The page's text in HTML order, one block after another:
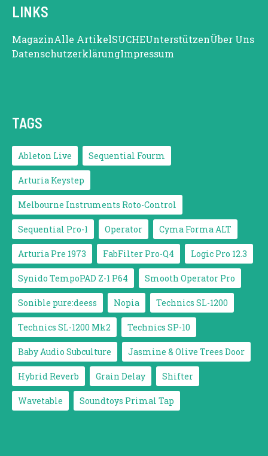
LINKS
MagazinAlle ArtikelSUCHEUnterstützenÜber Uns
DatenschutzerklärungImpressum
TAGS
Ableton Live Sequential Fourm
Arturia Keystep
Melbourne Instruments Roto-Control
Sequential Pro-1 Operator Cyma Forma ALT
Arturia Pre 1973 FabFilter Pro-Q4 Logic Pro 12.3
Synido TempoPAD Z-1 P64 Smooth Operator Pro
Sonible pure:deess Nopia Technics SL-1200
Technics SL-1200 Mk2 Technics SP-10
Baby Audio Subculture Jasmine & Olive Trees Door
Hybrid Reverb Grain Delay Shifter
Wavetable Soundtoys Primal Tap